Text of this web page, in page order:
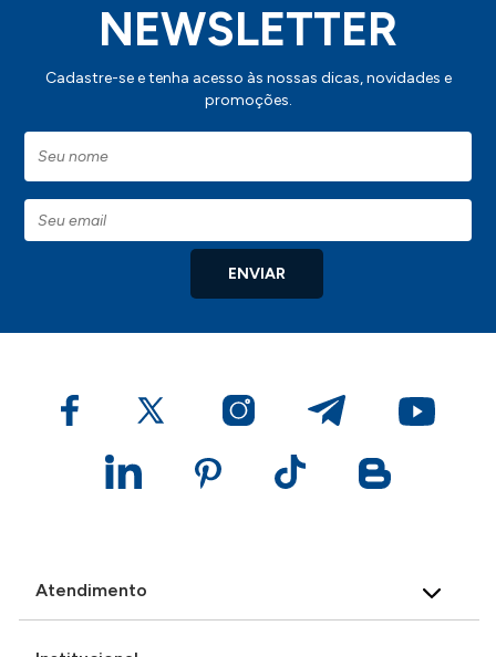
NEWSLETTER
Cadastre-se e tenha acesso às nossas dicas, novidades e
promoções.
ENVIAR
Atendimento